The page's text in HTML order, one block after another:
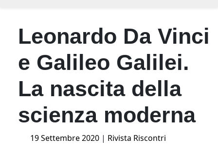
Leonardo Da Vinci
e Galileo Galilei.
La nascita della
scienza moderna
Posted
19 Settembre 2020 | Rivista Riscontri